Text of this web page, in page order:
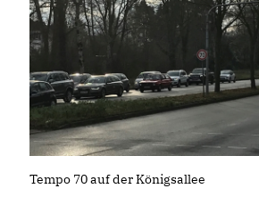
Tempo 70 auf der Königsallee